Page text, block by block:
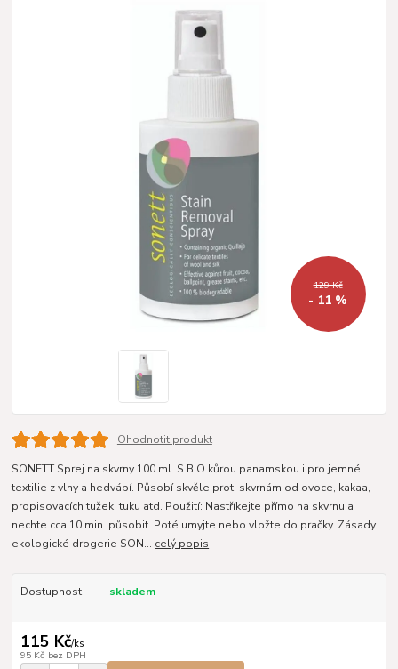
129 Kč
- 11 %
Ohodnotit produkt
SONETT Sprej na skvrny 100 ml. S BIO kůrou panamskou i pro jemné
textilie z vlny a hedvábí. Působí skvěle proti skvrnám od ovoce, kakaa,
propisovacích tužek, tuku atd. Použití: Nastříkejte přímo na skvrnu a
nechte cca 10 min. působit. Poté umyjte nebo vložte do pračky. Zásady
ekologické drogerie SON... celý popis
Dostupnost skladem
115 Kč/ks
95 Kč bez DPH